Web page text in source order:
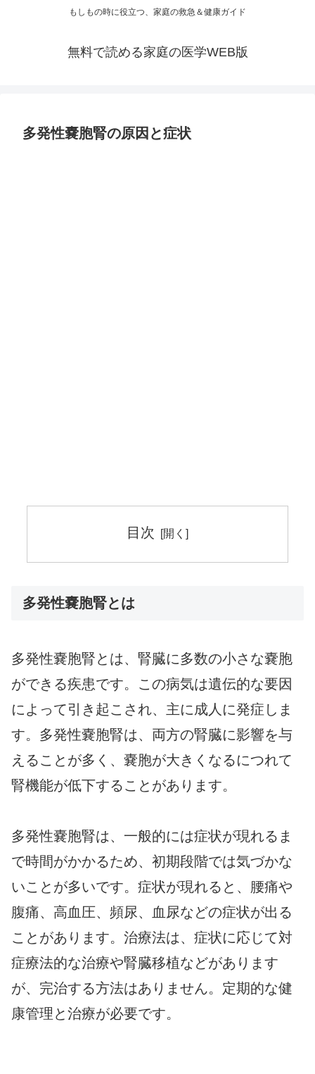
もしもの時に役立つ、家庭の救急＆健康ガイド
無料で読める家庭の医学WEB版
多発性嚢胞腎の原因と症状
目次
多発性嚢胞腎とは
多発性嚢胞腎とは、腎臓に多数の小さな嚢胞
ができる疾患です。この病気は遺伝的な要因
によって引き起こされ、主に成人に発症しま
す。多発性嚢胞腎は、両方の腎臓に影響を与
えることが多く、嚢胞が大きくなるにつれて
腎機能が低下することがあります。
多発性嚢胞腎は、一般的には症状が現れるま
で時間がかかるため、初期段階では気づかな
いことが多いです。症状が現れると、腰痛や
腹痛、高血圧、頻尿、血尿などの症状が出る
ことがあります。治療法は、症状に応じて対
症療法的な治療や腎臓移植などがあります
が、完治する方法はありません。定期的な健
康管理と治療が必要です。